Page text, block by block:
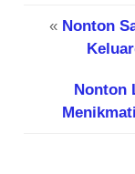
« Nonton
Nonton